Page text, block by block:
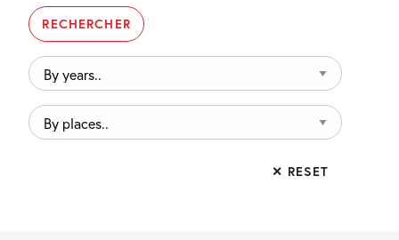
By
years..
By
places..
✕ RESET